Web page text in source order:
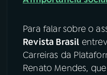
Para falar sobre o
Revista Brasil
Carreiras da
Renato Mendes,